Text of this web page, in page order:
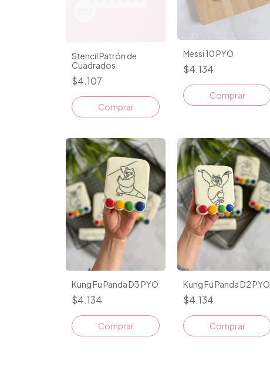
Stencil Patrón de
Cuadrados
$4.107
Messi 10 PYO
$4.134
Comprar
Kung Fu Panda D3 PYO
$4.134
Comprar
Kung Fu Panda D2 PYO
$4.134
Comprar